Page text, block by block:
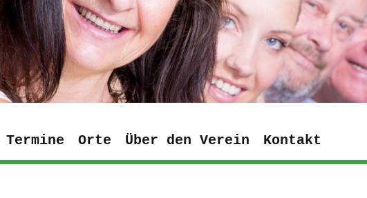
Termine Orte Über den Verein Kontakt